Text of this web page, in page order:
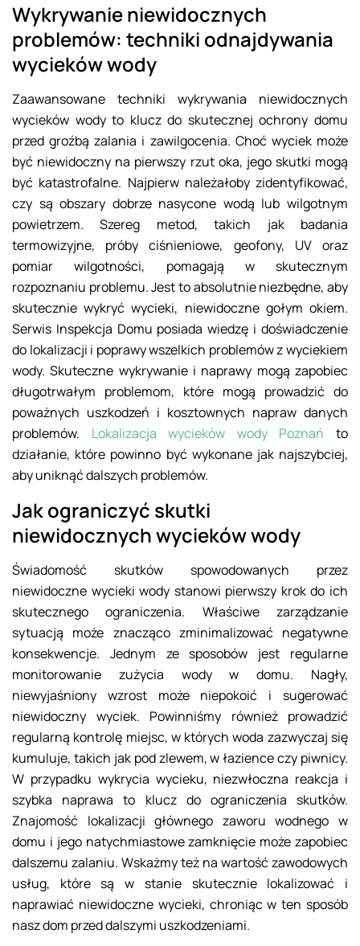
Wykrywanie niewidocznych
problemów: techniki odnajdywania
wycieków wody
Zaawansowane techniki wykrywania niewidocznych
wycieków wody to klucz do skutecznej ochrony domu
przed groźbą zalania i zawilgocenia. Choć wyciek może
być niewidoczny na pierwszy rzut oka, jego skutki mogą
być katastrofalne. Najpierw należałoby zidentyfikować,
czy są obszary dobrze nasycone wodą lub wilgotnym
powietrzem. Szereg metod, takich jak badania
termowizyjne, próby ciśnieniowe, geofony, UV oraz
pomiar wilgotności, pomagają w skutecznym
rozpoznaniu problemu. Jest to absolutnie niezbędne, aby
skutecznie wykryć wycieki, niewidoczne gołym okiem.
Serwis Inspekcja Domu posiada wiedzę i doświadczenie
do lokalizacji i poprawy wszelkich problemów z wyciekiem
wody. Skuteczne wykrywanie i naprawy mogą zapobiec
długotrwałym problemom, które mogą prowadzić do
poważnych uszkodzeń i kosztownych napraw danych
problemów. Lokalizacja wycieków wody Poznań to
działanie, które powinno być wykonane jak najszybciej,
aby uniknąć dalszych problemów.
Jak ograniczyć skutki
niewidocznych wycieków wody
Świadomość skutków spowodowanych przez
niewidoczne wycieki wody stanowi pierwszy krok do ich
skutecznego ograniczenia. Właściwe zarządzanie
sytuacją może znacząco zminimalizować negatywne
konsekwencje. Jednym ze sposobów jest regularne
monitorowanie zużycia wody w domu. Nagły,
niewyjaśniony wzrost może niepokoić i sugerować
niewidoczny wyciek. Powinniśmy również prowadzić
regularną kontrolę miejsc, w których woda zazwyczaj się
kumuluje, takich jak pod zlewem, w łazience czy piwnicy.
W przypadku wykrycia wycieku, niezwłoczna reakcja i
szybka naprawa to klucz do ograniczenia skutków.
Znajomość lokalizacji głównego zaworu wodnego w
domu i jego natychmiastowe zamknięcie może zapobiec
dalszemu zalaniu. Wskażmy też na wartość zawodowych
usług, które są w stanie skutecznie lokalizować i
naprawiać niewidoczne wycieki, chroniąc w ten sposób
nasz dom przed dalszymi uszkodzeniami.